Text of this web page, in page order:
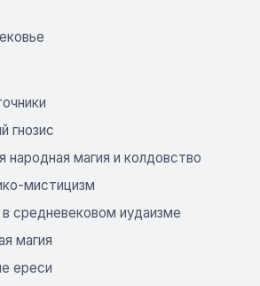
гнозис
народная магия и колдовство
мистицизм
в средневековом иудаизме
магия
ереси